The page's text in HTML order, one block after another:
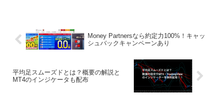
Money Partnersなら約定力100%！キャッ
シュバックキャンペーンあり
平均足スムーズドとは？概要の解説と
MT4のインジケータも配布